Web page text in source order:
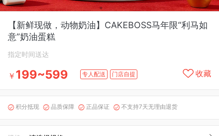
【新鲜现做，动物奶油】CAKEBOSS马年限“利马如
意”奶油蛋糕
指定时间送达
￥ 199~599 专人配送 门店自提 收藏
 积分抵现  品质保障  正品保证  不支持7天无理由退货